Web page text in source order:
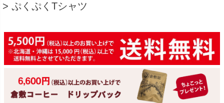
ぷくぷくTシャツ
予約商品
並び順